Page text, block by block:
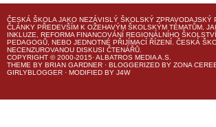
ČESKÁ ŠKOLA JAKO NEZÁVISLÝ ŠKOLSKÝ ZPRAVODAJSKÝ
ČLÁNKY PŘEDEVŠÍM K OŽEHAVÝM ŠKOLSKÝM TÉMATŮM,
INKLUZE, REFORMA FINANCOVÁNÍ REGIONÁLNÍHO
PEDAGOGŮ, NEBO JEDNOTNÉ PŘIJÍMACÍ ŘÍZENÍ. ČESKÁ
NECENZUROVANOU DISKUSI ČTENÁŘŮ.
COPYRIGHT © 2000-2015· ALBATROS MEDIA A.S.
THEME BY BRIAN GARDNER · BLOGGERIZED BY ZONA
GIRLYBLOGGER · MODIFIED BY J4W